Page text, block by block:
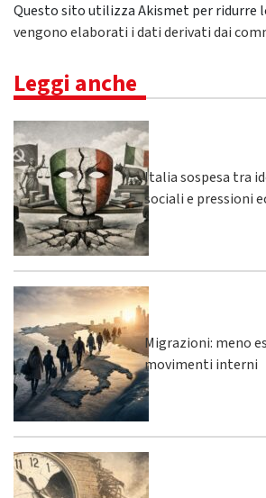
Questo sito utilizza Akismet per ridurre
vengono elaborati i dati derivati dai
Leggi anche
Italia sospesa tra
sociali e pressioni
Migrazioni: meno
movimenti interni